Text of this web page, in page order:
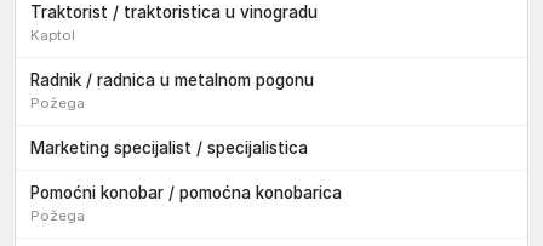
Traktorist / traktoristica u vinogradu
Kaptol
Radnik / radnica u metalnom pogonu
Požega
Marketing specijalist / specijalistica
Pomoćni konobar / pomoćna konobarica
Požega